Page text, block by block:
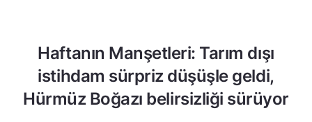
Haftanın Manşetleri: Tarım dışı
istihdam sürpriz düşüşle geldi,
Hürmüz Boğazı belirsizliği sürüyor